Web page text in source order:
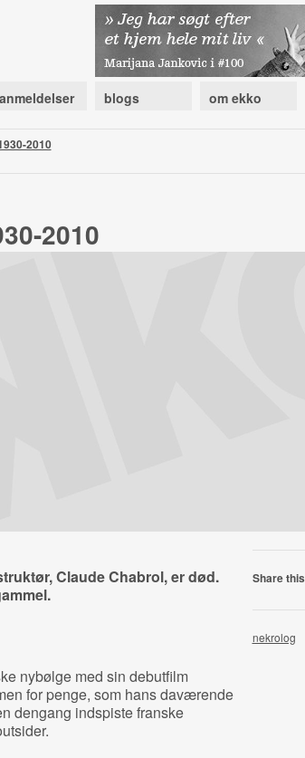
anmeldelser blogs om ekko
2010
2010
Claude Chabrol, er død.
nybølge med sin debutfilm
for penge, som hans daværende
dengang indspiste franske
Share this
nekrolog